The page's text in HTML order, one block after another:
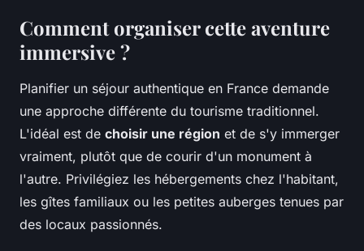
Comment organiser cette aventure
immersive ?
Planifier un séjour authentique en France demande
une approche différente du tourisme traditionnel.
L'idéal est de choisir une région et de s'y immerger
vraiment, plutôt que de courir d'un monument à
l'autre. Privilégiez les hébergements chez l'habitant,
les gîtes familiaux ou les petites auberges tenues par
des locaux passionnés.